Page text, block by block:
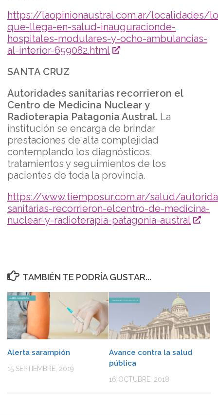
https://laopinionaustral.com.ar/localidades/
que-llega-en-salud-inauguracionde-
hospitales-modulares-y-ocho-ambulancias-
al-interior-659082.html
SANTA CRUZ
Autoridades sanitarias recorrieron el
Centro de Medicina Nuclear y
Radioterapia Patagonia Austral. La
institución se encarga de brindar
prestaciones de alta complejidad
contemplando los diagnósticos,
tratamientos y seguimientos de los
pacientes de toda la provincia.
https://www.tiemposur.com.ar/salud/
sanitarias-recorrieron-elcentro-de-medicina-
nuclear-y-radioterapia-patagonia-austral
TAMBIÉN TE PODRÍA GUSTAR...
Alerta sarampión
15 SEPTIEMBRE, 2019
Avance contra la salud
pública
16 OCTUBRE, 2018